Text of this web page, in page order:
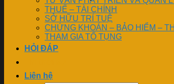
THUẾ – TÀI CHÍNH
SỞ HỮU TRÍ TUỆ
CHỨNG KHOÁN – BẢO HIỂM –
THAM GIA TỐ TỤNG
HỎI ĐÁP
Liên hệ